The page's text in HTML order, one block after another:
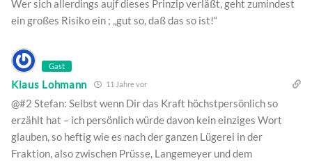
Wer sich allerdings aujf dieses Prinzip verläßt, geht zumindest
ein großes Risiko ein ; „gut so, daß das so ist!“
Gast
Klaus Lohmann 11 Jahre vor
@#2 Stefan: Selbst wenn Dir das Kraft höchstpersönlich so
erzählt hat – ich persönlich würde davon kein einziges Wort
glauben, so heftig wie es nach der ganzen Lügerei in der
Fraktion, also zwischen Prüsse, Langemeyer und dem